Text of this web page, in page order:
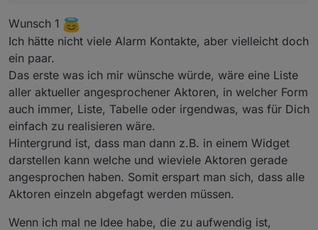
Wunsch 1
Ich hätte nicht viele Alarm Kontakte, aber vielleicht doch
ein paar.
Das erste was ich mir wünsche würde, wäre eine Liste
aller aktueller angesprochener Aktoren, in welcher Form
auch immer, Liste, Tabelle oder irgendwas, was für Dich
einfach zu realisieren wäre.
Hintergrund ist, dass man dann z.B. in einem Widget
darstellen kann welche und wieviele Aktoren gerade
angesprochen haben. Somit erspart man sich, dass alle
Aktoren einzeln abgefagt werden müssen.
Wenn ich mal ne Idee habe, die zu aufwendig ist,